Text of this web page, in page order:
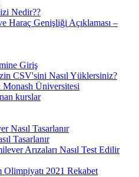
Nedir??
Haraç Genişliği Açıklaması –
Giriş
CSV'sini Nasıl Yüklersiniz?
Üniversitesi
kurslar
Nasıl Tasarlanır
Tasarlanır
Arızaları Nasıl Test Edilir
2021 Rekabet